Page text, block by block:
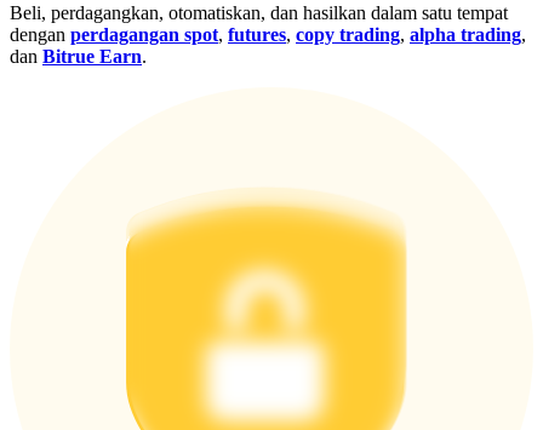
Beli, perdagangkan, otomatiskan, dan hasilkan dalam satu tempat
dengan perdagangan spot, futures, copy trading, alpha trading,
dan Bitrue Earn.